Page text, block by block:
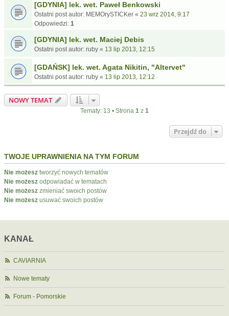
[GDYNIA] lek. wet. Paweł Benkowski
Ostatni post autor: MEMOrySTICKer « 23 wrz 2014, 9:17
Odpowiedzi: 1
[GDYNIA] lek. wet. Maciej Debis
Ostatni post autor: ruby « 13 lip 2013, 12:15
[GDAŃSK] lek. wet. Agata Nikitin, "Altervet"
Ostatni post autor: ruby « 13 lip 2013, 12:12
NOWY TEMAT
Tematy: 13 • Strona 1 z 1
Przejdź do
TWOJE UPRAWNIENIA NA TYM FORUM
Nie możesz tworzyć nowych tematów
Nie możesz odpowiadać w tematach
Nie możesz zmieniać swoich postów
Nie możesz usuwać swoich postów
KANAŁ
CAVIARNIA
Nowe tematy
Forum - Pomorskie